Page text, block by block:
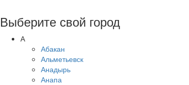
Выберите свой город
А
Абакан
Альметьевск
Анадырь
Анапа